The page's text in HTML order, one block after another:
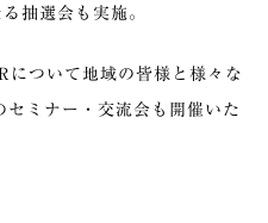
抽選会も実施。
について地域の皆様と様々な
ミナー・交流会も開催いた